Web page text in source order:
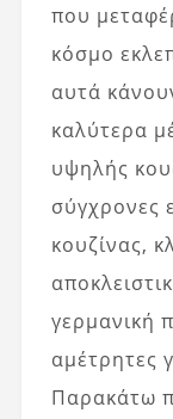
που
κόσμο
αυτά
καλύτερα
υψηλής
σύγχρονες
κουζίνας,
γερμανική
αμέτρητες
Παρακάτω